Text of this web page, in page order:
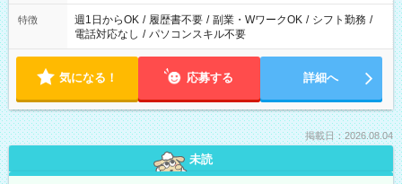
特徴 週1日からOK / 履歴書不要 / 副業・WワークOK / シフト勤務 /
電話対応なし / パソコンスキル不要
気になる！ 応募する 詳細へ
掲載日：2026.08.04
未読